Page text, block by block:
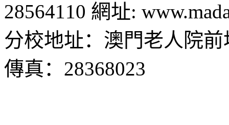
28564110 網址:
分校地址：澳門老人院
傳真：28368023